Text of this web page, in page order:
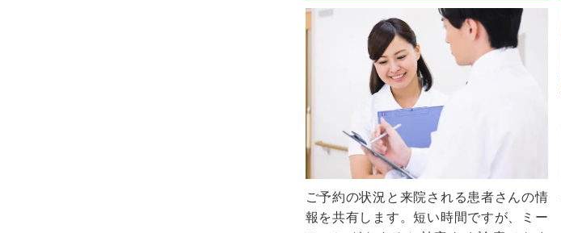
ご予約の状況と来院される患者さんの情
報を共有します。短い時間ですが、ミー